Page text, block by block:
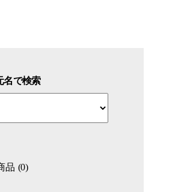
名で検索
品 (0)